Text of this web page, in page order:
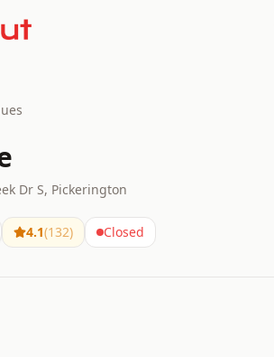
Dr S, Pickerington
4.1(132) Closed